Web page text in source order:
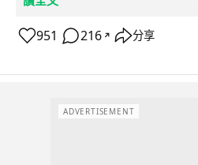
951 216 ↗ 分享
ADVERTISEMENT